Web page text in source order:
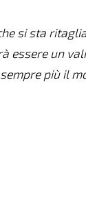
si sta
essere un
più il